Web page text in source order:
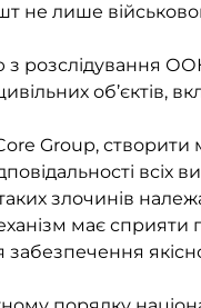
не лише
з розслідування
об’єктів,
Group, створити
всіх
злочинів
має